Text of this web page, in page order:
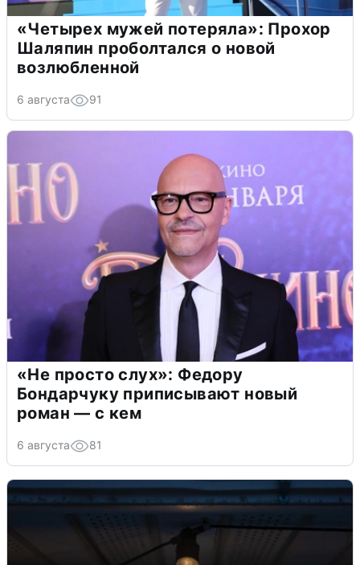
«Четырех мужей потеряла»: Прохор
Шаляпин проболтался о новой
возлюбленной
6 августа 91
«Не просто слух»: Федору
Бондарчуку приписывают новый
роман — с кем
6 августа 81